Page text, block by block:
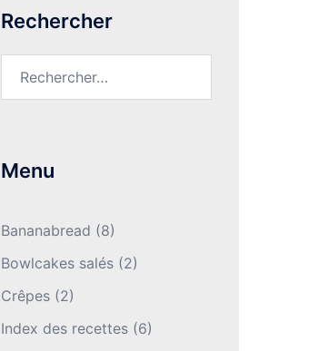
Rechercher
Menu
Bananabread (8)
Bowlcakes salés(2)
Crêpes(2)
Index des recettes(6)